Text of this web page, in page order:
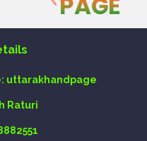
uttarakhandpage
Raturi